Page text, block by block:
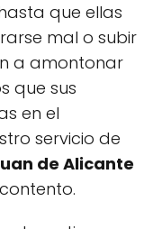
que ellas
mal o subir
a amontonar
que sus
en el
servicio de
de Alicante